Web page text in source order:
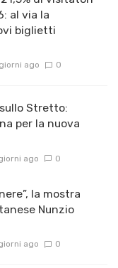
al via la
biglietti
ago 0
Stretto:
per la nuova
ago 0
la mostra
Nunzio
ago 0